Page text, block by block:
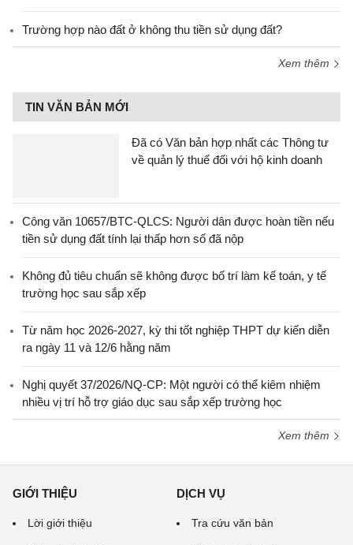
Trường hợp nào đất ở không thu tiền sử dụng đất?
Xem thêm
TIN VĂN BẢN MỚI
Đã có Văn bản hợp nhất các Thông tư
về quản lý thuế đối với hộ kinh doanh
Công văn 10657/BTC-QLCS: Người dân được hoàn tiền nếu
tiền sử dụng đất tính lại thấp hơn số đã nộp
Không đủ tiêu chuẩn sẽ không được bố trí làm kế toán, y tế
trường học sau sắp xếp
Từ năm học 2026-2027, kỳ thi tốt nghiệp THPT dự kiến diễn
ra ngày 11 và 12/6 hằng năm
Nghị quyết 37/2026/NQ-CP: Một người có thể kiêm nhiệm
nhiều vị trí hỗ trợ giáo dục sau sắp xếp trường học
Xem thêm
GIỚI THIỆU
Lời giới thiệu
DỊCH VỤ
Tra cứu văn bản